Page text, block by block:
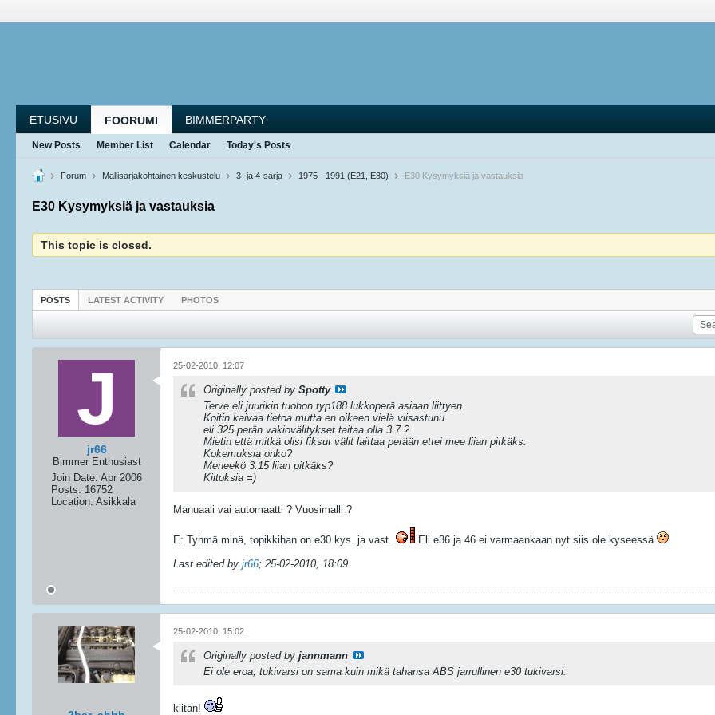
ETUSIVU FOORUMI BIMMERPARTY
New Posts Member List Calendar Today's Posts
Forum Mallisarjakohtainen keskustelu 3- ja 4-sarja 1975 - 1991 (E21, E30) E30 Kysymyksiä ja vastauksia
E30 Kysymyksiä ja vastauksia
This topic is closed.
POSTS LATEST ACTIVITY PHOTOS
jr66
Bimmer Enthusiast
Join Date: Apr 2006
Posts: 16752
Location: Asikkala
25-02-2010, 12:07
Originally posted by Spotty
Terve eli juurikin tuohon typ188 lukkoperä asiaan liittyen
Koitin kaivaa tietoa mutta en oikeen vielä viisastunu
eli 325 perän vakiovälitykset taitaa olla 3.7.?
Mietin että mitkä olisi fiksut välit laittaa perään ettei mee liian pitkäks.
Kokemuksia onko?
Meneekö 3.15 liian pitkäks?
Kiitoksia =)
Manuaali vai automaatti ? Vuosimalli ?
E: Tyhmä minä, topikkihan on e30 kys. ja vast.
Eli e36 ja 46 ei varmaankaan nyt siis ole kyseessä
Last edited by jr66; 25-02-2010, 18:09.
25-02-2010, 15:02
Originally posted by jannmann
Ei ole eroa, tukivarsi on sama kuin mikä tahansa ABS jarrullinen e30 tukivarsi.
kiitän!